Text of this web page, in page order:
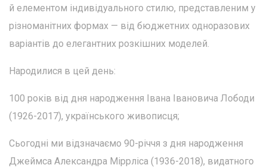
й елементом індивідуального стилю, представленим у
різноманітних формах — від бюджетних одноразових
варіантів до елегантних розкішних моделей.
Народилися в цей день:
100 років від дня народження Івана Івановича Лободи
(1926-2017), українського живописця;
Сьогодні ми відзначаємо 90-річчя з дня народження
Джеймса Александра Міррліса (1936-2018), видатного